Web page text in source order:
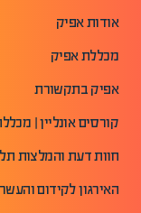
אודות אפיק
מכללת אפיק
אפיק בתקשורת
קורסים אונליין |
חוות דעת והמלצות
האירגון לקידום